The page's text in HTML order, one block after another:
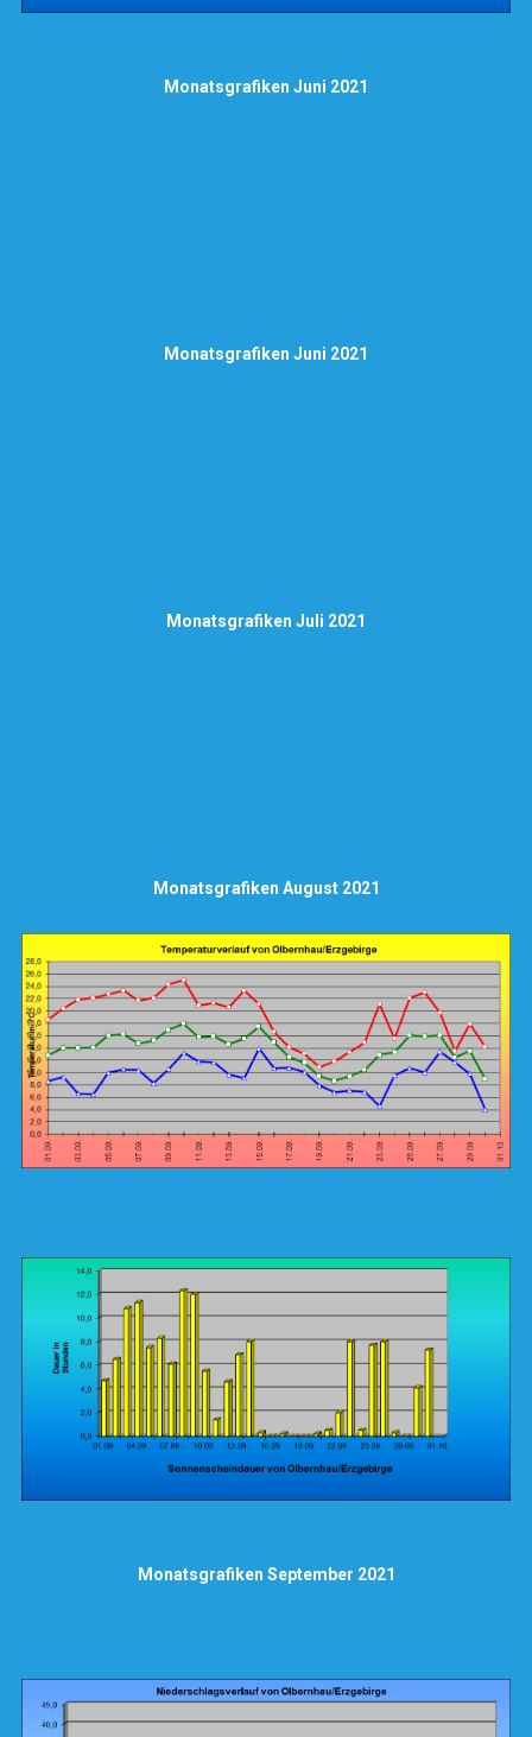
Monatsgrafiken Juni 2021
Monatsgrafiken Juni 2021
Monatsgrafiken Juli 2021
Monatsgrafiken August 2021
Monatsgrafiken September 2021